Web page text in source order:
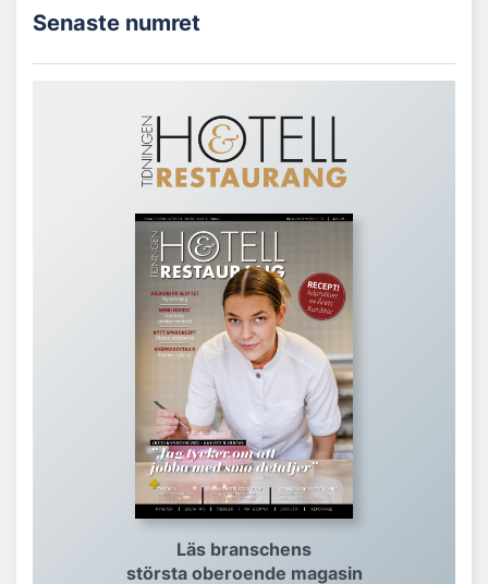
Senaste numret
Läs branschens
största oberoende magasin